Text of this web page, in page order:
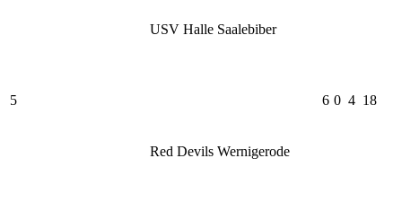
USV Halle Saalebiber
5
Red Devils Wernigerode
6 0 4 18